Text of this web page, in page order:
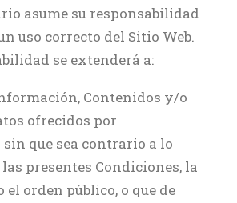
asume su responsabilidad
uso correcto del Sitio Web.
se extenderá a:
Contenidos y/o
ofrecidos por
que sea contrario a lo
presentes Condiciones, la
el orden público, o que de